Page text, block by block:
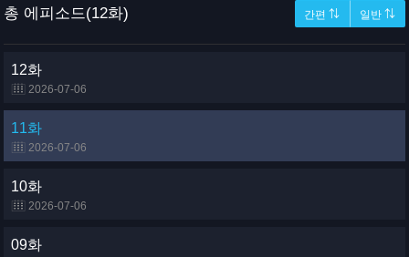
총 에피소드(12화) 간편 ⇅ 일반 ⇅
12화
2026-07-06
11화
2026-07-06
10화
2026-07-06
09화